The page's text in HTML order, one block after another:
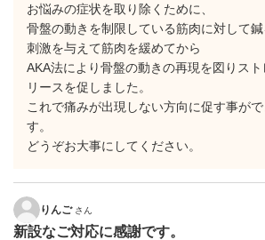
お悩みの症状を取り除くために、
骨盤の動きを制限している筋肉に対して
刺激を与えて筋肉を緩めてから
AKA法により骨盤の動きの再現を図りスト
リースを促しました。
これで痛みが出現しない方向に促す事が
す。
どうぞお大事にしてください。
りんご さん
新設なご対応に感謝です。